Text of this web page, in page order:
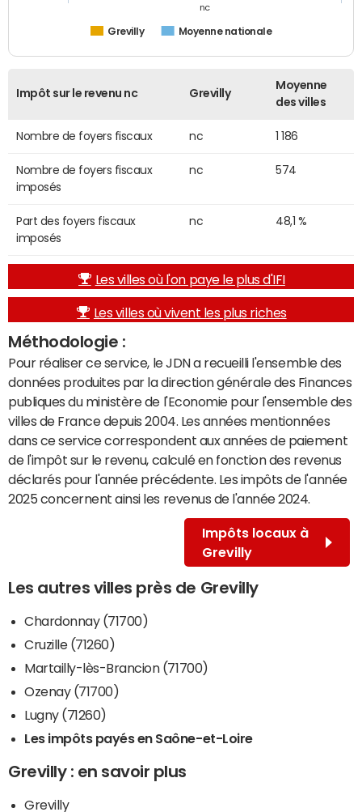
Grevilly Moyenne nationale
nc
Impôt sur le revenu nc Grevilly
Moyenne
des villes
Nombre de foyers fiscaux nc 1 186
Nombre de foyers fiscaux
imposés
nc 574
Part des foyers fiscaux
imposés
nc 48,1 %
Les villes où l'on paye le plus d'IFI
Les villes où vivent les plus riches
Méthodologie :
Pour réaliser ce service, le JDN a recueilli l'ensemble des
données produites par la direction générale des Finances
publiques du ministère de l'Economie pour l'ensemble des
villes de France depuis 2004. Les années mentionnées
dans ce service correspondent aux années de paiement
de l'impôt sur le revenu, calculé en fonction des revenus
déclarés pour l'année précédente. Les impôts de l'année
2025 concernent ainsi les revenus de l'année 2024.
Impôts locaux à
Grevilly
Les autres villes près de Grevilly
Chardonnay (71700)
Cruzille (71260)
Martailly-lès-Brancion (71700)
Ozenay (71700)
Lugny (71260)
Les impôts payés en Saône-et-Loire
Grevilly : en savoir plus
Grevilly